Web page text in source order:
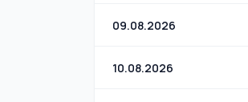
09.08.2026
10.08.2026